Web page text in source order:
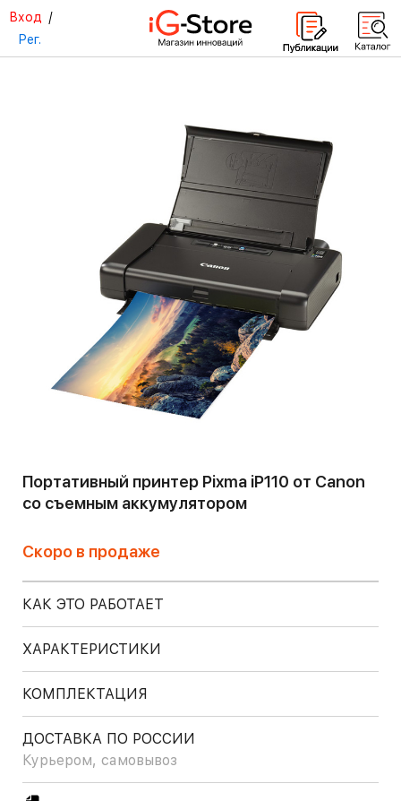
Вход /
Рег.
Портативный принтер Pixma iP110 от Canon
со съемным аккумулятором
Скоро в продаже
КАК ЭТО РАБОТАЕТ
ХАРАКТЕРИСТИКИ
КОМПЛЕКТАЦИЯ
ДОСТАВКА ПО РОССИИ
Курьером, самовывоз